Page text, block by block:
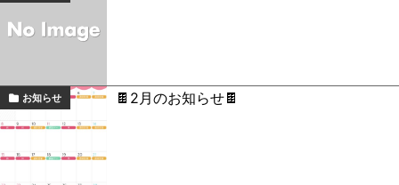
お知らせ 🍫2月のお知らせ🍫